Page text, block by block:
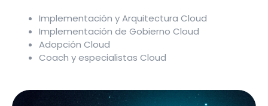
Implementación y Arquitectura Cloud
Implementación de Gobierno Cloud
Adopción Cloud
Coach y especialistas Cloud